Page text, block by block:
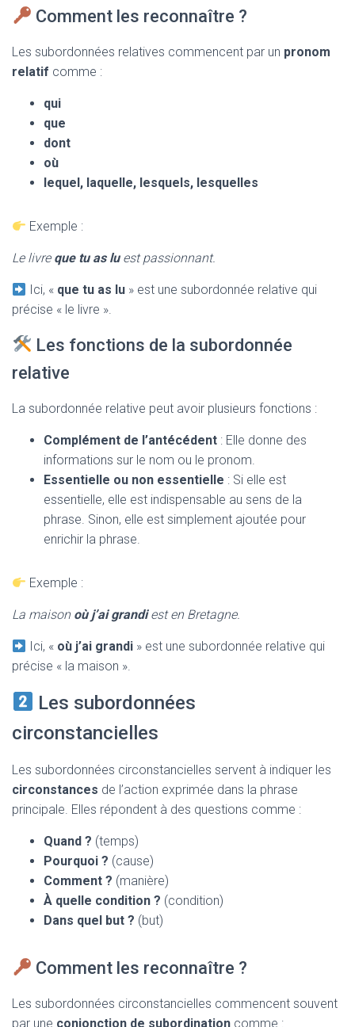
Comment les reconnaître ?
Les subordonnées relatives commencent par un pronom
relatif comme :
qui
que
dont
où
lequel, laquelle, lesquels, lesquelles
Exemple :
Le livre que tu as luest passionnant.
Ici, « que tu as lu » est une subordonnée relative qui
précise « le livre ».
Les fonctions de la subordonnée
relative
La subordonnée relative peut avoir plusieurs fonctions :
Complément de l’antécédent : Elle donne des
informations sur le nom ou le pronom.
Essentielle ou non essentielle : Si elle est
essentielle, elle est indispensable au sens de la
phrase. Sinon, elle est simplement ajoutée pour
enrichir la phrase.
Exemple :
La maison où j’ai grandiest en Bretagne.
Ici, « où j’ai grandi » est une subordonnée relative qui
précise « la maison ».
Les subordonnées
circonstancielles
Les subordonnées circonstancielles servent à indiquer les
circonstances de l’action exprimée dans la phrase
principale. Elles répondent à des questions comme :
Quand ? (temps)
Pourquoi ? (cause)
Comment ? (manière)
À quelle condition ? (condition)
Dans quel but ? (but)
Comment les reconnaître ?
Les subordonnées circonstancielles commencent souvent
par une conjonction de subordination comme :